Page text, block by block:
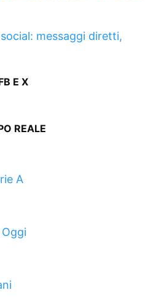
messaggi diretti,
E X
REALE
A